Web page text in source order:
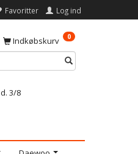
Favoritter Log ind
Indkøbskurv 0
3/8